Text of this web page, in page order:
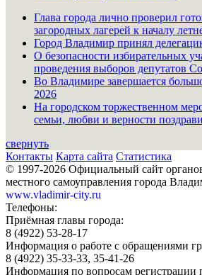
Глава города лично проверил
загородных лагерей к началу
Город Владимир принял
О безопасности избирательных
проведения выборов депутатов
Во Владимире завершается
2026
На городском торжественном
семьи, любви и верности
свернуть
Контакты Карта сайта Статистика
© 1997-2026 Официальный сайт
местного самоуправления города
www.vladimir-city.ru
Телефоны:
Приёмная главы города:
8 (4922) 53-28-17
Информация о работе с обращениями
8 (4922) 35-33-33, 35-41-26
Информация по вопросам регистрации